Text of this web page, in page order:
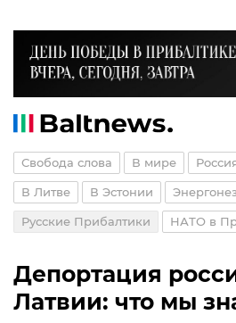
Свобода слова В мире
В Литве В Эстонии
Русские Прибалтики НАТО в
Депортация
Латвии: что мы